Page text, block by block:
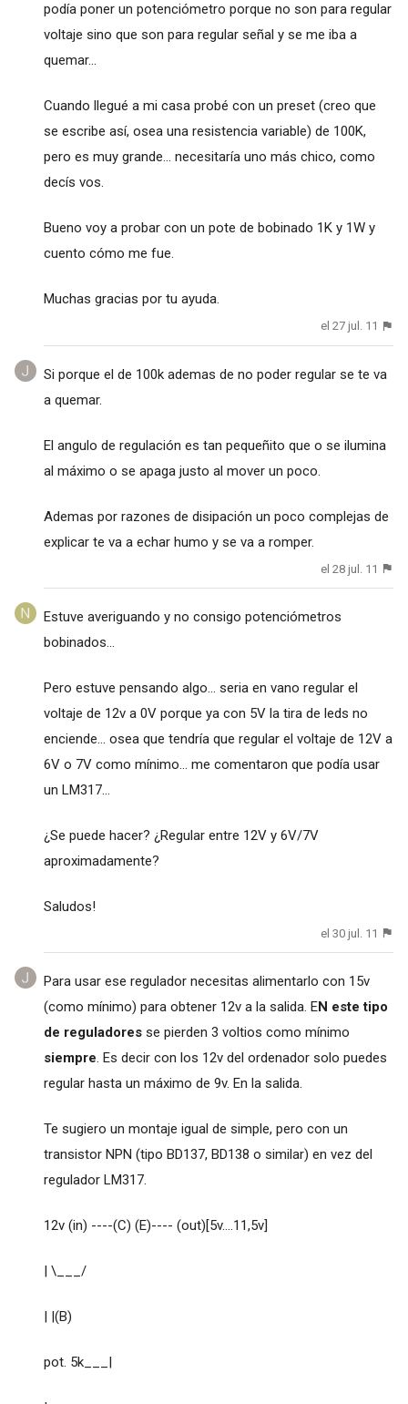
podía poner un potenciómetro porque no son para regular
voltaje sino que son para regular señal y se me iba a
quemar...
Cuando llegué a mi casa probé con un preset (creo que
se escribe así, osea una resistencia variable) de 100K,
pero es muy grande... necesitaría uno más chico, como
decís vos.
Bueno voy a probar con un pote de bobinado 1K y 1W y
cuento cómo me fue.
Muchas gracias por tu ayuda.
el 27 jul. 11
Si porque el de 100k ademas de no poder regular se te va
a quemar.
El angulo de regulación es tan pequeñito que o se ilumina
al máximo o se apaga justo al mover un poco.
Ademas por razones de disipación un poco complejas de
explicar te va a echar humo y se va a romper.
el 28 jul. 11
Estuve averiguando y no consigo potenciómetros
bobinados...
Pero estuve pensando algo... seria en vano regular el
voltaje de 12v a 0V porque ya con 5V la tira de leds no
enciende... osea que tendría que regular el voltaje de 12V a
6V o 7V como mínimo... me comentaron que podía usar
un LM317...
¿Se puede hacer? ¿Regular entre 12V y 6V/7V
aproximadamente?
Saludos!
el 30 jul. 11
Para usar ese regulador necesitas alimentarlo con 15v
(como mínimo) para obtener 12v a la salida. EN este tipo
de reguladoresse pierden 3 voltios como mínimo
siempre. Es decir con los 12v del ordenador solo puedes
regular hasta un máximo de 9v. En la salida.
Te sugiero un montaje igual de simple, pero con un
transistor NPN (tipo BD137, BD138 o similar) en vez del
regulador LM317.
12v (in) ----(C) (E)---- (out)[5v....11,5v]
| \___/
| |(B)
pot. 5k___|